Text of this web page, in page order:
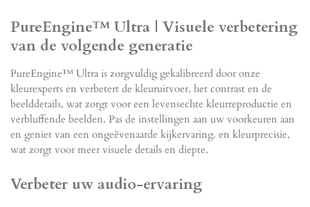
PureEngine™ Ultra | Visuele verbetering
van de volgende generatie
PureEngine™ Ultra is zorgvuldig gekalibreerd door onze
kleurexperts en verbetert de kleuruitvoer, het contrast en de
beelddetails, wat zorgt voor een levensechte kleurreproductie en
verbluffende beelden. Pas de instellingen aan uw voorkeuren aan
en geniet van een ongeëvenaarde kijkervaring. en kleurprecisie,
wat zorgt voor meer visuele details en diepte.
Verbeter uw audio-ervaring